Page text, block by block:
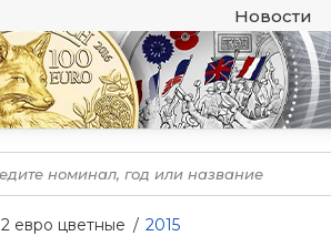
Новости
2 евро цветные 2015